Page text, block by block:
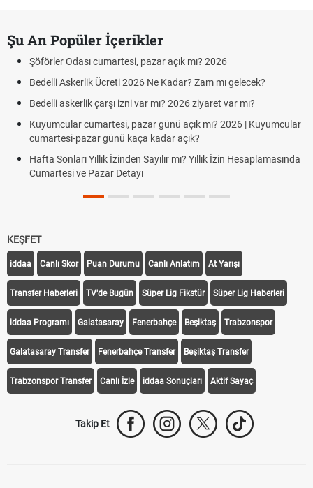
Şu An Popüler İçerikler
Şöförler Odası cumartesi, pazar açık mı? 2026
Bedelli Askerlik Ücreti 2026 Ne Kadar? Zam mı gelecek?
Bedelli askerlik çarşı izni var mı? 2026 ziyaret var mı?
Kuyumcular cumartesi, pazar günü açık mı? 2026 | Kuyumcular
cumartesi-pazar günü kaça kadar açık?
Hafta Sonları Yıllık İzinden Sayılır mı? Yıllık İzin Hesaplamasında
Cumartesi ve Pazar Detayı
KEŞFET
iddaa Canlı Skor Puan Durumu Canlı Anlatım At Yarışı
Transfer Haberleri TV'de Bugün Süper Lig Fikstür Süper Lig Haberleri
iddaa Programı Galatasaray Fenerbahçe Beşiktaş Trabzonspor
Galatasaray Transfer Fenerbahçe Transfer Beşiktaş Transfer
Trabzonspor Transfer Canlı İzle iddaa Sonuçları Aktif Sayaç
Takip Et